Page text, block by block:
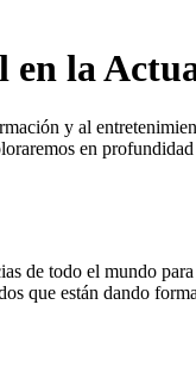
en la
y al
en
de todo el mundo
que están dando